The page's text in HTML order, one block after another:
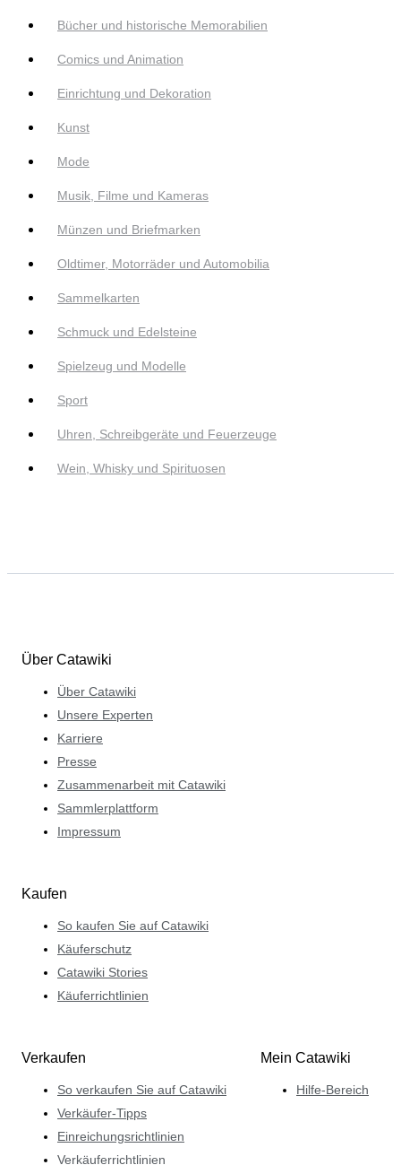
Bücher und historische Memorabilien
Comics und Animation
Einrichtung und Dekoration
Kunst
Mode
Musik, Filme und Kameras
Münzen und Briefmarken
Oldtimer, Motorräder und Automobilia
Sammelkarten
Schmuck und Edelsteine
Spielzeug und Modelle
Sport
Uhren, Schreibgeräte und Feuerzeuge
Wein, Whisky und Spirituosen
Über Catawiki
Über Catawiki
Unsere Experten
Karriere
Presse
Zusammenarbeit mit Catawiki
Sammlerplattform
Impressum
Kaufen
So kaufen Sie auf Catawiki
Käuferschutz
Catawiki Stories
Käuferrichtlinien
Verkaufen
So verkaufen Sie auf Catawiki
Verkäufer-Tipps
Einreichungsrichtlinien
Verkäuferrichtlinien
Mein Catawiki
Hilfe-Bereich